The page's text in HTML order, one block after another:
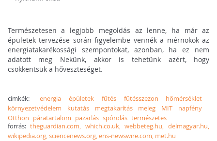
Természetesen a legjobb megoldás az lenne, ha már az
épületek tervezése során figyelembe vennék a mérnökök az
energiatakarékossági szempontokat, azonban, ha ez nem
adatott meg Nekünk, akkor is tehetünk azért, hogy
csökkentsük a hőveszteséget.
címkék:energia épületek fűtés fűtésszezon
hőmérséklet
környezetvédelem
kutatás megtakarítás meleg MIT
napfény
Otthon páratartalom pazarlás spórolás természetes
forrás:theguardian.com, which.co.uk, webbeteg.hu, delmagyar.hu,
wikipedia.org, sciencenews.org, ens-newswire.com, met.hu